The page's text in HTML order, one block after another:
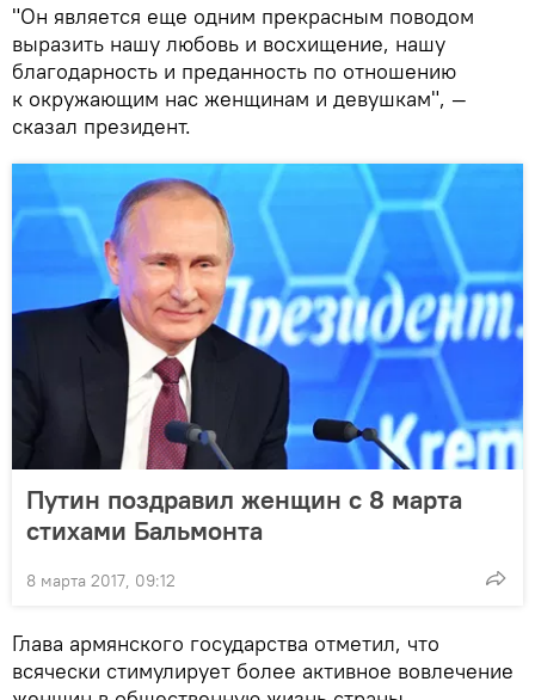
"Он является еще одним прекрасным поводом
выразить нашу любовь и восхищение, нашу
благодарность и преданность по отношению
к окружающим нас женщинам и девушкам", —
сказал президент.
Путин поздравил женщин с 8 марта
стихами Бальмонта
8 марта 2017, 09:12
Глава армянского государства отметил, что
всячески стимулирует более активное вовлечение